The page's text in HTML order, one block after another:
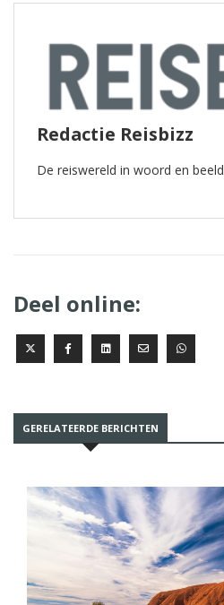
Redactie Reisbizz
De reiswereld in woord en beeld
Deel online:
GERELATEERDE BERICHTEN